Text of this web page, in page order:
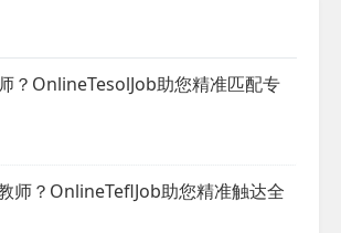
？OnlineTesolJob助您精准匹配专
师？OnlineTeflJob助您精准触达全